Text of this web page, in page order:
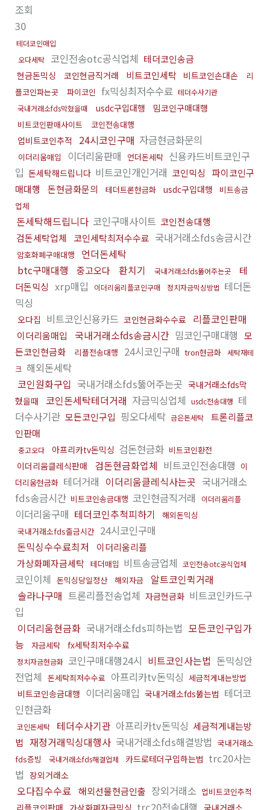
조회
30
테더코인매입
오다세탁 코인전송otc공식업체 테더코인송금
현금돈믹싱 코인현금직거래 비트코인세탁 비트코인손대손
리
플코인파는곳
파이코인 fx믹싱최저수수료 테더수사기관
국내거래소fds막혔을때
usdc구입대행 밈코인구매대행
비트코인판매사이트 코인전송대행
업비트코인추적 24시코인구매 자금현금화문의
이더리움매입 이더리움판매 언더돈세탁 신용카드비트코인구
입 돈세탁해드립니다 비트코인개인거래 코인믹싱
파이코인구
매대행
돈현금화문의 테더트론현금화 usdc구입대행
비트송금
업체
돈세탁해드립니다 코인구매사이트 코인전송대행
검돈세탁업체
코인세탁최저수수료 국내거래소fds송금시간
암호화폐구매대행
언더돈세탁
btc구매대행
중고오다 환치기 국내거래소fds뚫어주는곳
테
더돈믹싱 xrp매입 이더리움리플코인구매 정치자금믹싱방법 테더돈
믹싱
오다집 비트코인신용카드 코인현금화수수료 리플코인판매
이더리움매입 국내거래소fds송금시간 밈코인구매대행 모
든코인현금화
리플전송대행 24시코인구매 tron현금화
세탁재테
크 해외돈세탁
코인원화구입 국내거래소fds뚫어주는곳 국내거래소fds막
혔을때
코인돈세탁테더거래 자금믹싱업체 usdc전송대행 테
더수사기관 모든코인구입 핑오다세탁 금은돈세탁
트론리플코
인판매
중고오다 아프리카tv돈믹싱 검돈현금화 비트코인환전
이더리움클레식판매 검돈현금화업체 비트코인전송대행 이
더리움현금화 테더거래 이더리움클레식사는곳 국내거래소
fds송금시간 비트코인송금대행 코인현금직거래 이더리움리플
이더리움구매 테더코인추척피하기
해외돈믹싱
국내거래소fds출금시간 24시코인구매
돈믹싱수수료최저
이더리움리플
가상화폐자금세탁 테더매입 비트송금업체 코인전송otc공식업체
코인이체 돈믹싱당일정산 해외자금
알트코인퀵거래
솔라나구매 트론리플전송업체 자금현금화 비트코인카드구
입
이더리움현금화 국내거래소fds피하는법 모든코인구입가
능
자금세탁 fx세탁최저수수료
정치자금현금화 코인구매대행24시 비트코인사는법 돈믹싱안
전업체 돈세탁최저수수료 아프리카tv돈믹싱 세금적게내는방법
비트코인송금대행 이더리움매입 국내거래소fds뚫는법 테더코
인현금화
코인돈세탁 테더수사기관 아프리카tv돈믹싱 세금적게내는방
법 재정거래믹싱대행사 국내거래소fds해결방법 국내거래소
fds증빙
국내거래소fds해결업체 카드로테더구입하는법 trc20사는
법 장외거래소
오다집수수료 해외선물현금인출 장외거래소 업비트코인추적
trc20전송대행